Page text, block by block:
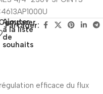
Ajouter
à la liste
de
souhaits
Partager:
efficace du flux